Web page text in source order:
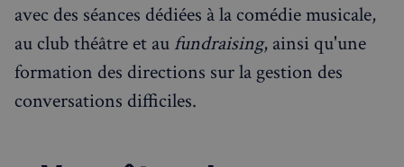
avec des séances dédiées à la comédie musicale,
au club théâtre et aufundraising, ainsi qu'une
formation des directions sur la gestion des
conversations difficiles.